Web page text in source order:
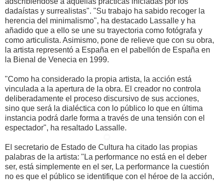
dadaístas y surrealistas". "Su trabajo ha sabido recoger la
herencia del minimalismo", ha destacado Lassalle y ha
añadido que a ello se une su trayectoria como fotógrafa y
como articulista. Asimismo, pone de relieve que con su obra,
la artista representó a España en el pabellón de España en
la Bienal de Venecia en 1999.
"Como ha considerado la propia artista, la acción está
vinculada a la apertura de la obra. El creador no controla
deliberadamente el proceso discursivo de sus acciones,
sino que será la dialéctica con lo público lo que en última
instancia podrá darle forma a través de una tensión con el
espectador", ha resaltado Lassalle.
El secretario de Estado de Cultura ha citado las propias
palabras de la artista: "La performance no está en el deber
ser, está simplemente en el ser, La performance la cuestión
no es que el público se identifique con el héroe de la acción,